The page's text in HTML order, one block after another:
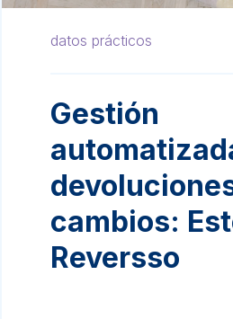
datos prácticos
Gestión
cambios:
Reversso